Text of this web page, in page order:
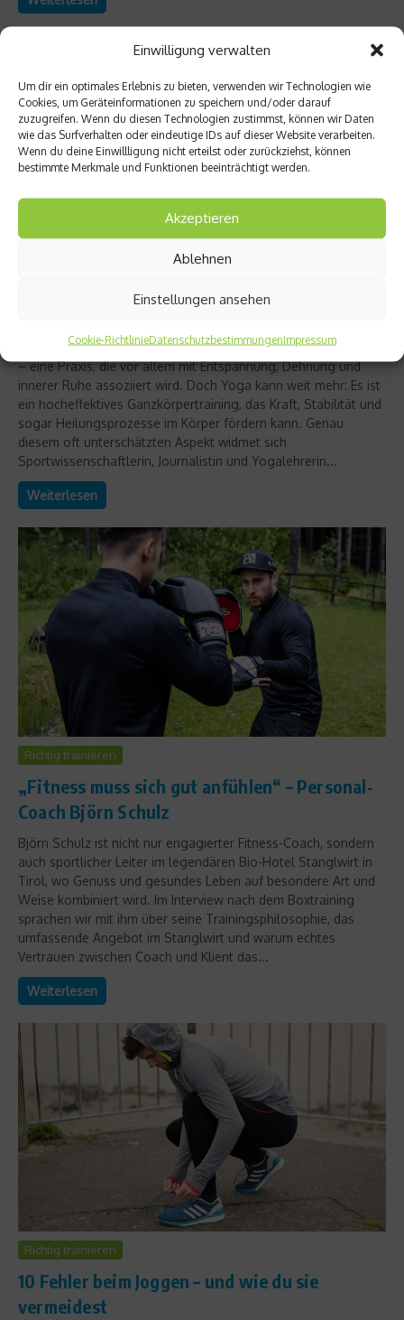
Einwilligung verwalten
Um dir ein optimales Erlebnis zu bieten, verwenden wir Technologien wie
Cookies, um Geräteinformationen zu speichern und/oder darauf
zuzugreifen. Wenn du diesen Technologien zustimmst, können wir Daten
wie das Surfverhalten oder eindeutige IDs auf dieser Website verarbeiten.
Wenn du deine Einwillligung nicht erteilst oder zurückziehst, können
bestimmte Merkmale und Funktionen beeinträchtigt werden.
Akzeptieren
Ablehnen
Einstellungen ansehen
Cookie-RichtlinieDatenschutzbestimmungenImpressum
Christine Bielecki über ihr Buch „Yoga Power“
Yoga gilt für viele als sanfter Ausgleich zum hektischen Alltag
– eine Praxis, die vor allem mit Entspannung, Dehnung und
innerer Ruhe assoziiert wird. Doch Yoga kann weit mehr: Es ist
ein hocheffektives Ganzkörpertraining, das Kraft, Stabilität und
sogar Heilungsprozesse im Körper fördern kann. Genau
diesem oft unterschätzten Aspekt widmet sich
Sportwissenschaftlerin, Journalistin und Yogalehrerin...
Weiterlesen
Richtig trainieren
„Fitness muss sich gut anfühlen“ – Personal-
Coach Björn Schulz
Björn Schulz ist nicht nur engagierter Fitness-Coach, sondern
auch sportlicher Leiter im legendären Bio-Hotel Stanglwirt in
Tirol, wo Genuss und gesundes Leben auf besondere Art und
Weise kombiniert wird. Im Interview nach dem Boxtraining
sprachen wir mit ihm über seine Trainingsphilosophie, das
umfassende Angebot im Stanglwirt und warum echtes
Vertrauen zwischen Coach und Klient das...
Weiterlesen
Richtig trainieren
10 Fehler beim Joggen – und wie du sie
vermeidest